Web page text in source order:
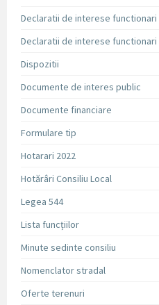
Declaratii de interese functionari
Declaratii de interese functionari
Dispozitii
Documente de interes public
Documente financiare
Formulare tip
Hotarari 2022
Hotărâri Consiliu Local
Legea 544
Lista funcțiilor
Minute sedinte consiliu
Nomenclator stradal
Oferte terenuri